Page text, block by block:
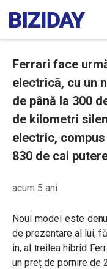
Ferrari face
electrică, cu un
de până la 300
de kilometri
electric,
830 de cai
acum 5 ani
Noul model este
de prezentare al lui,
in, al treilea hibrid
un preț de pornire de